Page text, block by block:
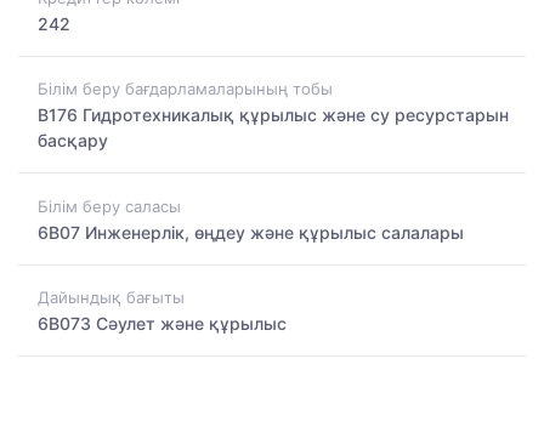
242
Білім беру бағдарламаларының тобы
B176 Гидротехникалық құрылыс және су ресурстарын
басқару
Білім беру саласы
6B07 Инженерлік, өңдеу және құрылыс салалары
Дайындық бағыты
6B073 Сәулет және құрылыс